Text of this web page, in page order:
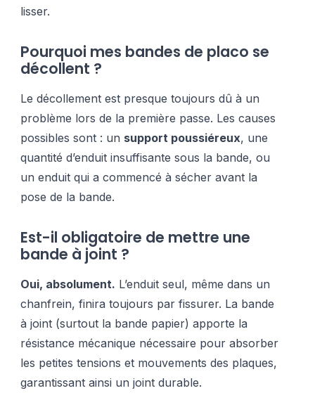
lisser.
Pourquoi mes bandes de placo se
décollent ?
Le décollement est presque toujours dû à un
problème lors de la première passe. Les causes
possibles sont : un support poussiéreux, une
quantité d’enduit insuffisante sous la bande, ou
un enduit qui a commencé à sécher avant la
pose de la bande.
Est-il obligatoire de mettre une
bande à joint ?
Oui, absolument. L’enduit seul, même dans un
chanfrein, finira toujours par fissurer. La bande
à joint (surtout la bande papier) apporte la
résistance mécanique nécessaire pour absorber
les petites tensions et mouvements des plaques,
garantissant ainsi un joint durable.